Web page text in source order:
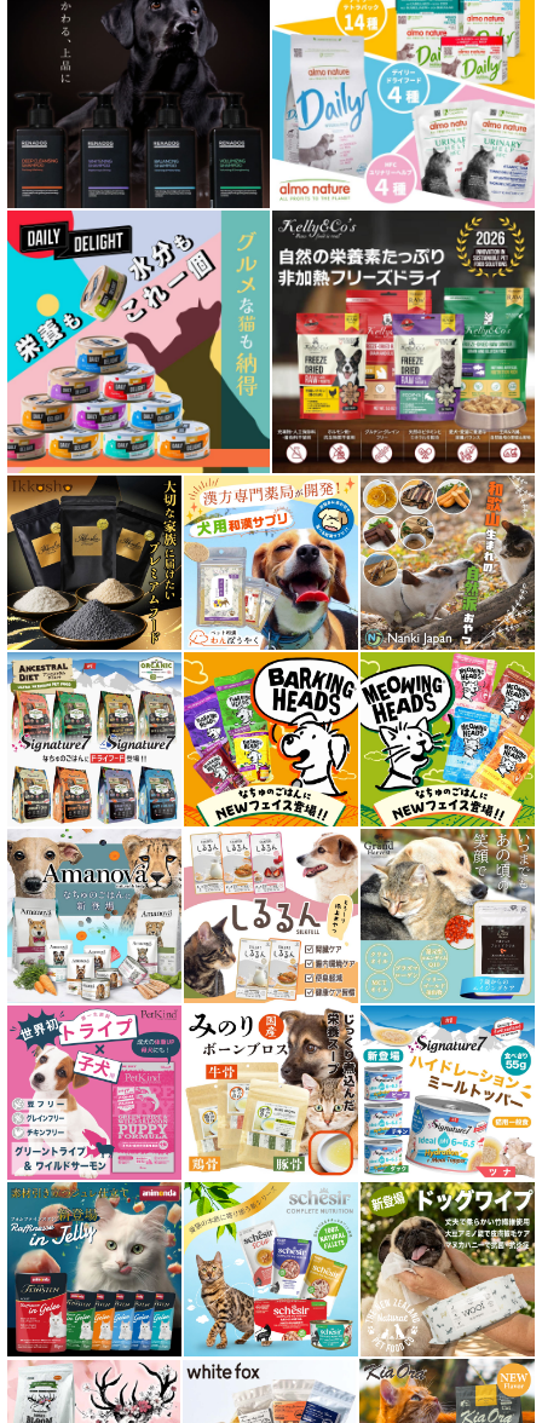
心臓ケア対応ドッグフード
皮膚・被毛ケア対応 フード for DOG
低脂肪 ドライフード for DOG
特集 ドッグフードの涙やけ対策
特集 穀物不使用 ドッグフード（ドライ）
フリーズドライ ドッグフード
エアドライ ドッグフード
愛猫用ウェット300円以下コーナー
全年齢対応 フード for CAT
キトン用 フード for CAT
成猫用 フード for CAT
シニア猫用 フード for CAT
皮膚・被毛ケア対応 フード for CAT
食物アレルギー対応キャットフード
腎臓ケア対応キャットフード
関節サポート対応 フード for CAT
糖尿ケア対応 フード for CAT
肥満ケア対応 フード for CAT
泌尿器ケア対応 フード for CAT